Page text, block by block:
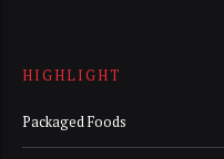
HIGHLIGHT
Packaged Foods